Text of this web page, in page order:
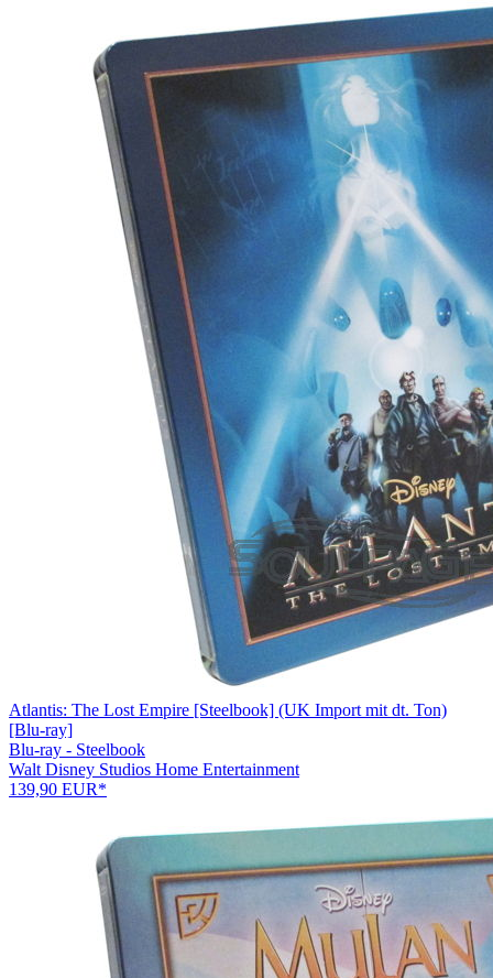
Atlantis: The Lost Empire [Steelbook] (UK Import mit dt. Ton)
[Blu-ray]
Blu-ray - Steelbook
Walt Disney Studios Home Entertainment
139,90 EUR*